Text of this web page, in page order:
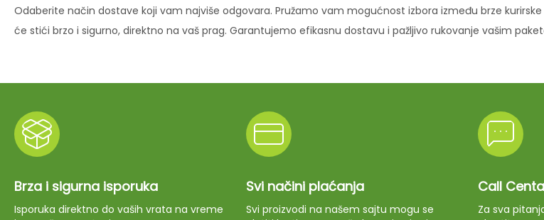
Odaberite način dostave koji vam najviše odgovara. Pružamo vam mogućnost izbora između brze
će stići brzo i sigurno, direktno na vaš prag. Garantujemo efikasnu dostavu i pažljivo rukovanje vašim
Brza i sigurna isporuka
Isporuka direktno do vaših vrata na vreme
Svi načini plaćanja
Svi proizvodi na našem sajtu mogu se
Call
Za sva